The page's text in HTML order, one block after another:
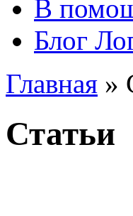
В
Блог
Главная »
Статьи